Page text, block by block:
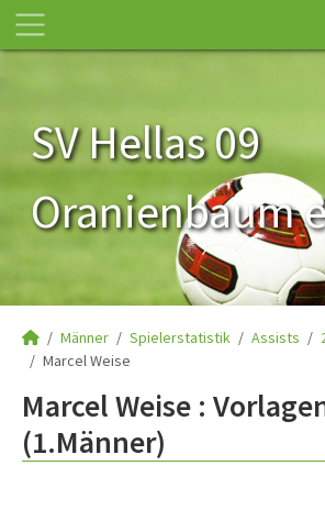
SV Hellas 09
Oranienbaum
Männer Spielerstatistik Assists
Marcel Weise
Marcel Weise :
(1.Männer)